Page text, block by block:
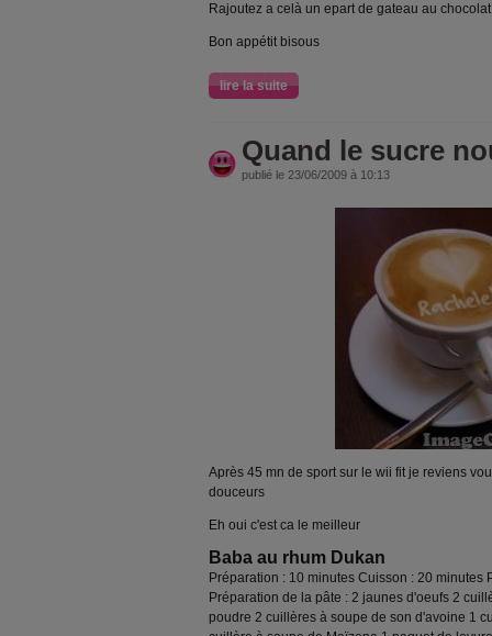
Rajoutez a celà un epart de gateau au
Bon appétit bisous
lire la suite
Quand le sucre
publié le 23/06/2009 à 10:13
Après 45 mn de sport sur le wii fit je reviens
douceurs
Eh oui c'est ca le meilleur
Baba au rhum Dukan
Préparation : 10 minutes Cuisson : 20 minutes
Préparation de la pâte : 2 jaunes d'oeufs 2
poudre 2 cuillères à soupe de son d'avoine 1